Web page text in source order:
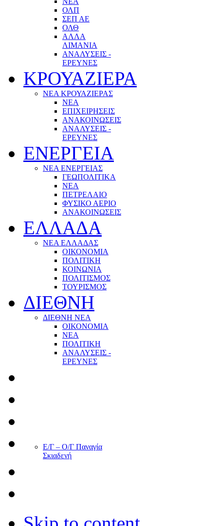
ΟΛΠ
ΣΕΠ ΑΕ
ΟΛΘ
ΑΛΛΑ
ΛΙΜΑΝΙΑ
ΑΝΑΛΥΣΕΙΣ -
ΕΡΕΥΝΕΣ
ΚΡΟΥΑΖΙΕΡΑ
ΝΕΑ ΚΡΟΥΑΖΙΕΡΑΣ
NEA
ΕΠΙΧΕΙΡΗΣΕΙΣ
ΑΝΑΚΟΙΝΩΣΕΙΣ
ΑΝΑΛΥΣΕΙΣ -
ΕΡΕΥΝΕΣ
ΕΝΕΡΓΕΙΑ
ΝΕΑ ΕΝΕΡΓΕΙΑΣ
ΓΕΩΠΟΛΙΤΙΚΑ
ΝΕΑ
ΠΕΤΡΕΛΑΙΟ
ΦΥΣΙΚΟ ΑΕΡΙΟ
ΑΝΑΚΟΙΝΩΣΕΙΣ
ΕΛΛΑΔΑ
ΝΕΑ ΕΛΛΑΔΑΣ
ΟΙΚΟΝΟΜΙΑ
ΠΟΛΙΤΙΚΗ
ΚΟΙΝΩΝΙΑ
ΠΟΛΙΤΙΣΜΟΣ
ΤΟΥΡΙΣΜΟΣ
ΔΙΕΘΝΗ
ΔΙΕΘΝΗ ΝΕΑ
ΟΙΚΟΝΟΜΙΑ
ΝΕΑ
ΠΟΛΙΤΙΚΗ
ΑΝΑΛΥΣΕΙΣ -
ΕΡΕΥΝΕΣ
Ε/Γ – Ο/Γ Παναγία
Σκιαδενή